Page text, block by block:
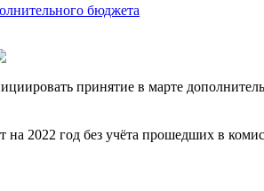
бюджета
принятие в марте
2022 год без учёта прошедших в